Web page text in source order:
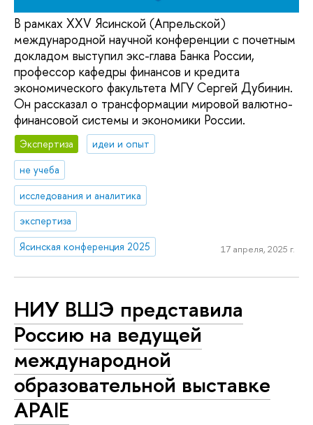
В рамках XXV Ясинской (Апрельской)
международной научной конференции с почетным
докладом выступил экс-глава Банка России,
профессор кафедры финансов и кредита
экономического факультета МГУ Сергей Дубинин.
Он рассказал о трансформации мировой валютно-
финансовой системы и экономики России.
Экспертиза
идеи и опыт
не учеба
исследования и аналитика
экспертиза
Ясинская конференция 2025
17 апреля, 2025 г.
НИУ ВШЭ представила
Россию на ведущей
международной
образовательной выставке
APAIE